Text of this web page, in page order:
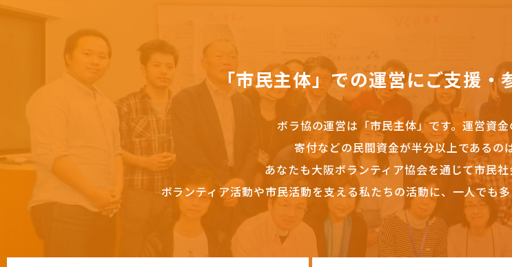
「市民主体」での運営にご支援
ボラ協の運営は「市民主体」です。 運営資金
寄付などの民間資金が半分以上であるの
あなたも大阪ボランティア協会を通じて市民
ボランティア活動や市民活動を支える私たちの活動に、一人でも